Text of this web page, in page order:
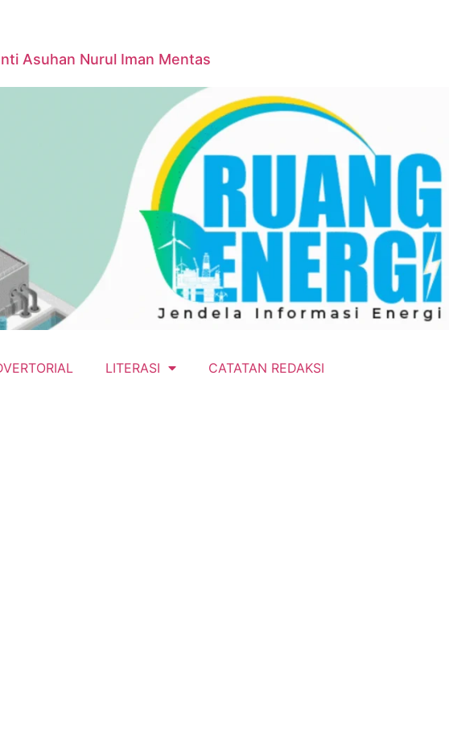
Asuhan Nurul Iman Mentas
LITERASI CATATAN REDAKSI